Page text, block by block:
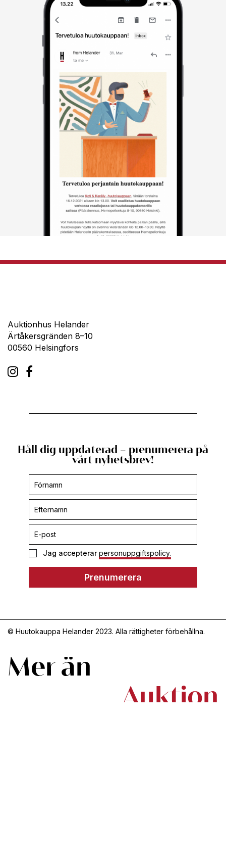
Auktionhus Helander
Ärtåkersgränden 8–10
00560 Helsingfors
Håll dig uppdaterad – prenumerera på
vårt nyhetsbrev!
Prenumerera
footer
Jag accepterarpersonuppgiftspolicy.
Prenumerera
© Huutokauppa Helander 2023. Alla rättigheter förbehållna.
Mer än
Auktion